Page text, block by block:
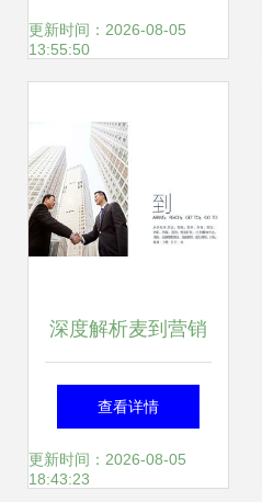
务专家，助您明确
更新时间：2026-08-05
13:55:50
深度解析麦到营销
精准策划与品牌设
计的双重驱动力
查看详情
更新时间：2026-08-05
18:43:23